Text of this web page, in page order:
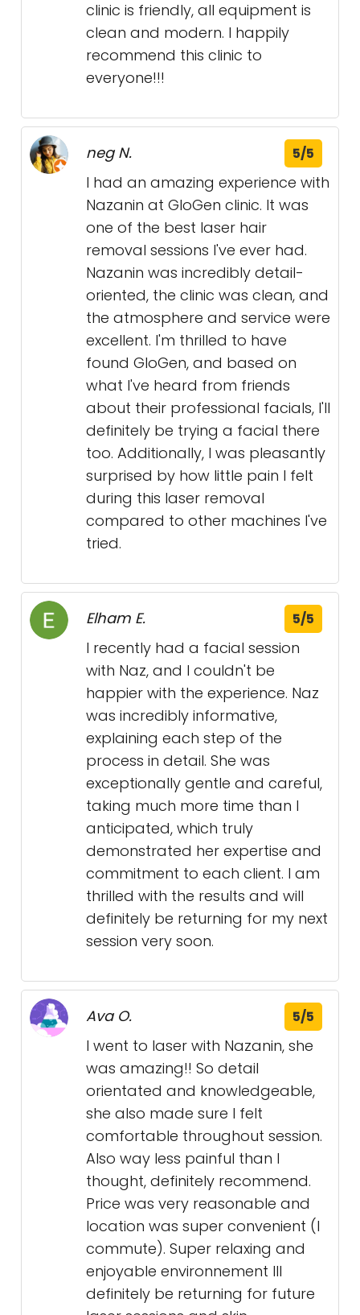
clinic is friendly, all equipment is
clean and modern. I happily
recommend this clinic to
everyone!!!
neg N. 5/5
I had an amazing experience with
Nazanin at GloGen clinic. It was
one of the best laser hair
removal sessions I've ever had.
Nazanin was incredibly detail-
oriented, the clinic was clean, and
the atmosphere and service were
excellent. I'm thrilled to have
found GloGen, and based on
what I've heard from friends
about their professional facials, I'll
definitely be trying a facial there
too. Additionally, I was pleasantly
surprised by how little pain I felt
during this laser removal
compared to other machines I've
tried.
Elham E. 5/5
I recently had a facial session
with Naz, and I couldn't be
happier with the experience. Naz
was incredibly informative,
explaining each step of the
process in detail. She was
exceptionally gentle and careful,
taking much more time than I
anticipated, which truly
demonstrated her expertise and
commitment to each client. I am
thrilled with the results and will
definitely be returning for my next
session very soon.
Ava O. 5/5
I went to laser with Nazanin, she
was amazing!! So detail
orientated and knowledgeable,
she also made sure I felt
comfortable throughout session.
Also way less painful than I
thought, definitely recommend.
Price was very reasonable and
location was super convenient (I
commute). Super relaxing and
enjoyable environnement Ill
definitely be returning for future